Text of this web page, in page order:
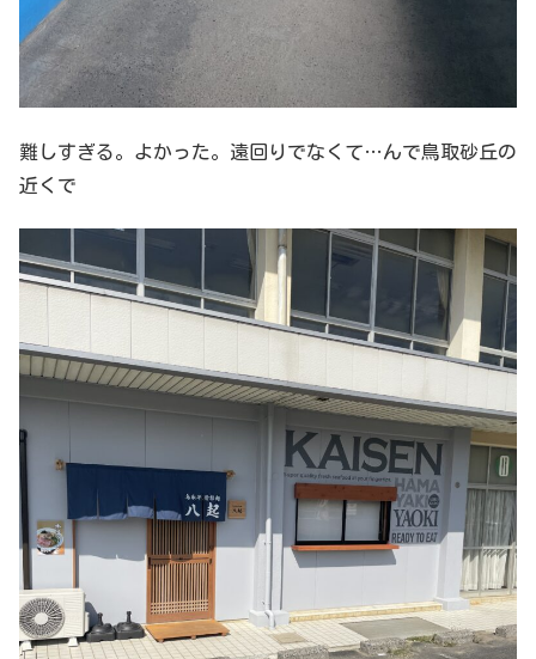
難しすぎる。よかった。遠回りでなくて…んで鳥取砂丘の
近くで